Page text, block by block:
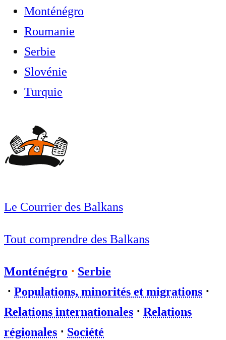
Monténégro
Roumanie
Serbie
Slovénie
Turquie
Le Courrier des Balkans
Tout comprendre des Balkans
Monténégro ⋅ Serbie
⋅ Populations, minorités et migrations ⋅
Relations internationales ⋅ Relations
régionales ⋅ Société